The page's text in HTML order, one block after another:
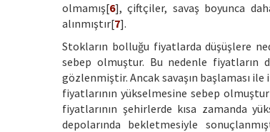
olmamış[6], çiftçiler, savaş boyunca
alınmıştır[7].
Stokların bolluğu fiyatlarda düşüşlere
sebep olmuştur. Bu nedenle fiyatların
gözlenmiştir. Ancak savaşın başlaması
fiyatlarının yükselmesine sebep
fiyatlarının şehirlerde kısa zamanda
depolarında bekletmesiyle